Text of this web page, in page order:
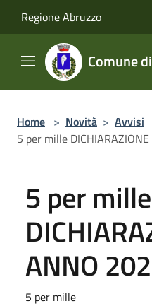
Regione Abruzzo
Comune
Home > Novità > Avvisi
5 per mille
5 per mille
ANNO
5 per mille